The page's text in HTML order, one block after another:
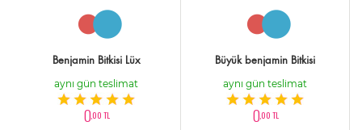
Benjamin Bitkisi Lüx
aynı gün teslimat
0,00 TL
Büyük benjamin Bitkisi
aynı gün teslimat
0,00 TL